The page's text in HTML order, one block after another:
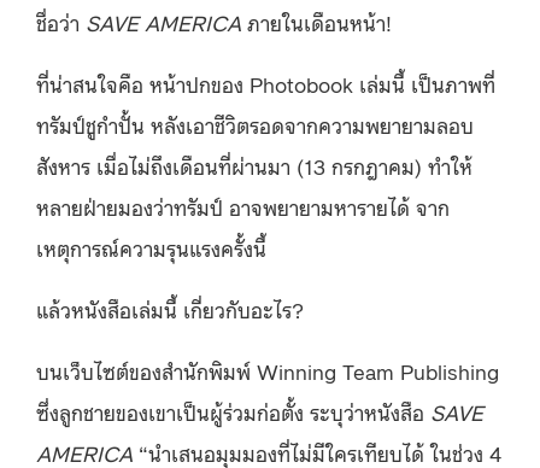
ชื่อว่า SAVE AMERICA ภายในเดือนหน้า!
ที่น่าสนใจคือ หน้าปกของ Photobook เล่มนี้ เป็นภาพที่
ทรัมป์ชูกำปั้น หลังเอาชีวิตรอดจากความพยายามลอบ
สังหาร เมื่อไม่ถึงเดือนที่ผ่านมา (13 กรกฎาคม) ทำให้
หลายฝ่ายมองว่าทรัมป์ อาจพยายามหารายได้ จาก
เหตุการณ์ความรุนแรงครั้งนี้
แล้วหนังสือเล่มนี้ เกี่ยวกับอะไร?
บนเว็บไซต์ของสำนักพิมพ์ Winning Team Publishing
ซึ่งลูกชายของเขาเป็นผู้ร่วมก่อตั้ง ระบุว่าหนังสือ SAVE
AMERICA “นำเสนอมุมมองที่ไม่มีใครเทียบได้ ในช่วง 4